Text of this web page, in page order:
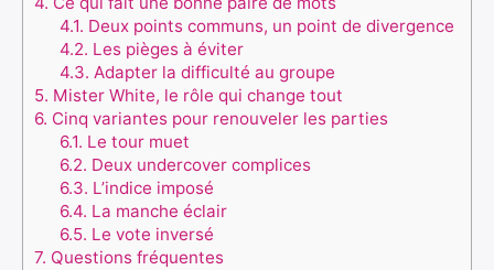
4.1. Deux points communs, un point de divergence
4.2. Les pièges à éviter
4.3. Adapter la difficulté au groupe
5. Mister White, le rôle qui change tout
6. Cinq variantes pour renouveler les parties
6.1. Le tour muet
6.2. Deux undercover complices
6.3. L’indice imposé
6.4. La manche éclair
6.5. Le vote inversé
7. Questions fréquentes